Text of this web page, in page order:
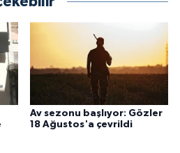
Av sezonu başlıyor: Gözler
18 Ağustos'a çevrildi